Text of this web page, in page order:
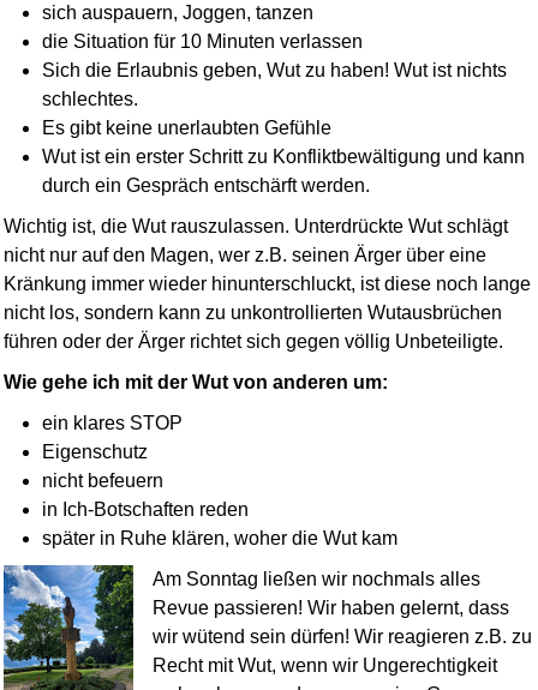
sich auspauern, Joggen, tanzen
die Situation für 10 Minuten verlassen
Sich die Erlaubnis geben, Wut zu haben! Wut ist nichts
schlechtes.
Es gibt keine unerlaubten Gefühle
Wut ist ein erster Schritt zu Konflikt­bewältigung und kann
durch ein Gespräch entschärft werden.
Wichtig ist, die Wut rauszulassen. Unterdrückte Wut schlägt
nicht nur auf den Magen, wer z.B. seinen Ärger über eine
Kränkung immer wieder hinunterschluckt, ist diese noch lange
nicht los, sondern kann zu unkontrollierten Wutausbrüchen
führen oder der Ärger richtet sich gegen völlig Unbeteiligte.
Wie gehe ich mit der Wut von anderen um:
ein klares STOP
Eigenschutz
nicht befeuern
in Ich-Botschaften reden
später in Ruhe klären, woher die Wut kam
Am Sonntag ließen wir nochmals alles
Revue passieren! Wir haben gelernt, dass
wir wütend sein dürfen! Wir reagieren z.B. zu
Recht mit Wut, wenn wir Ungerechtigkeit